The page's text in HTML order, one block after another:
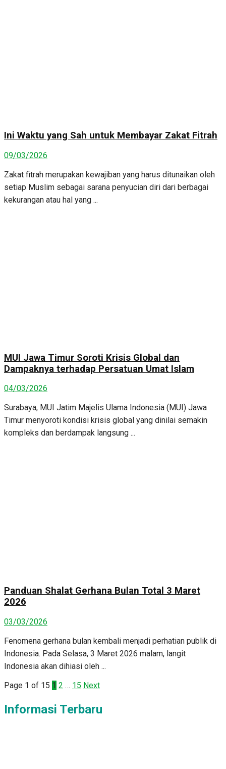
Ini Waktu yang Sah untuk Membayar Zakat Fitrah
09/03/2026
Zakat fitrah merupakan kewajiban yang harus ditunaikan oleh
setiap Muslim sebagai sarana penyucian diri dari berbagai
kekurangan atau hal yang ...
MUI Jawa Timur Soroti Krisis Global dan
Dampaknya terhadap Persatuan Umat Islam
04/03/2026
Surabaya, MUI Jatim Majelis Ulama Indonesia (MUI) Jawa
Timur menyoroti kondisi krisis global yang dinilai semakin
kompleks dan berdampak langsung ...
Panduan Shalat Gerhana Bulan Total 3 Maret
2026
03/03/2026
Fenomena gerhana bulan kembali menjadi perhatian publik di
Indonesia. Pada Selasa, 3 Maret 2026 malam, langit
Indonesia akan dihiasi oleh ...
Page 1 of 15 1 2 … 15 Next
Informasi Terbaru